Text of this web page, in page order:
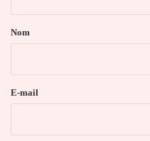
a
e
Nom
E-mail